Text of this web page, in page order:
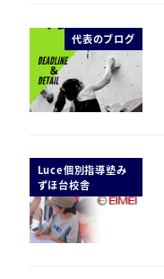
代表のブログ
Luce個別指導塾み
ずほ台校舎